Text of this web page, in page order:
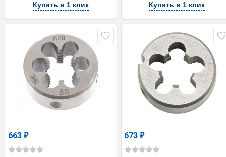
Купить в 1 клик Купить в 1 клик
663 ₽ 673₽